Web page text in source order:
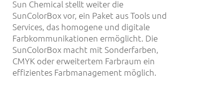
Sun Chemical stellt weiter die
SunColorBox vor, ein Paket aus Tools und
Services, das homogene und digitale
Farbkommunikationen ermöglicht. Die
SunColorBox macht mit Sonderfarben,
CMYK oder erweitertem Farbraum ein
effizientes Farbmanagement möglich.